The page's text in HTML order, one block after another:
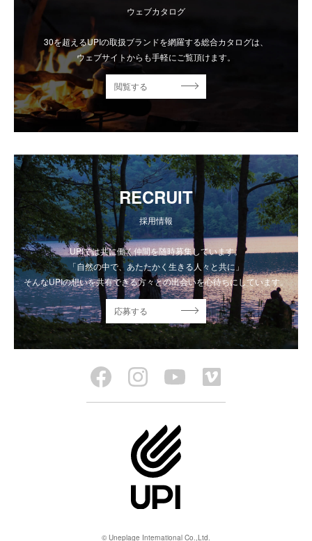
ウェブカタログ
30を超えるUPIの取扱ブランドを網羅する総合カタログは、
ウェブサイトからも手軽にご覧頂けます。
閲覧する
RECRUIT
採用情報
UPIでは共に働く仲間を随時募集しています。
「自然の中で、あたたかく生きる人々と共に」
そんなUPIの想いを共有できる方々との出会いを心待ちにしています。
応募する
© Uneplage International Co.,Ltd.